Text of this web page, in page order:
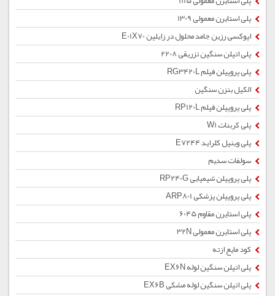
پلی استایرن معمولی 1309
اپوکسی رزین جامد محلول در زایلین E01X70
پلی اتیلن سنگین تزریقی 2208
پلی پروپیلن فیلم RG3420L
الکیل بنزن سنگین
پلی پروپیلن فیلم RP120L
پلی کربنات W1
پلی وینیل کلراید E7244
سولفات سدیم
پلی پروپیلن شیمیایی RP240G
پلی پروپیلن پزشکی ARP801
پلی استایرن مقاوم 6045
پلی استایرن معمولی 32N
کود مایع ازته
پلی اتیلن سنگین لوله EX6N
پلی اتیلن سنگین لوله مشکی EX6B